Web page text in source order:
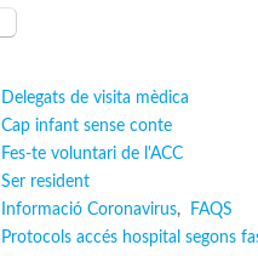
Delegats de visita mèdica
Cap infant sense conte
Fes-te voluntari de l'ACC
Ser resident
Informació Coronavirus,
FAQS
Protocols accés hospital segons